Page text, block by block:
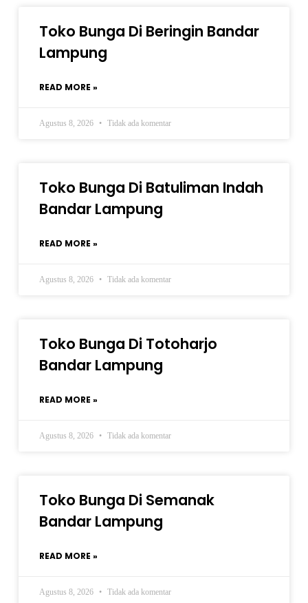
Toko Bunga Di Beringin Bandar
Lampung
READ MORE »
Agustus 8, 2026 Tidak ada komentar
Toko Bunga Di Batuliman Indah
Bandar Lampung
READ MORE »
Agustus 8, 2026 Tidak ada komentar
Toko Bunga Di Totoharjo
Bandar Lampung
READ MORE »
Agustus 8, 2026 Tidak ada komentar
Toko Bunga Di Semanak
Bandar Lampung
READ MORE »
Agustus 8, 2026 Tidak ada komentar